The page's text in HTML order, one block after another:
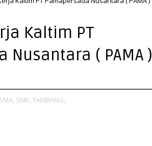
Kaltim PT
Nusantara ( PAMA )
SMA, SMK, TAMBANG,